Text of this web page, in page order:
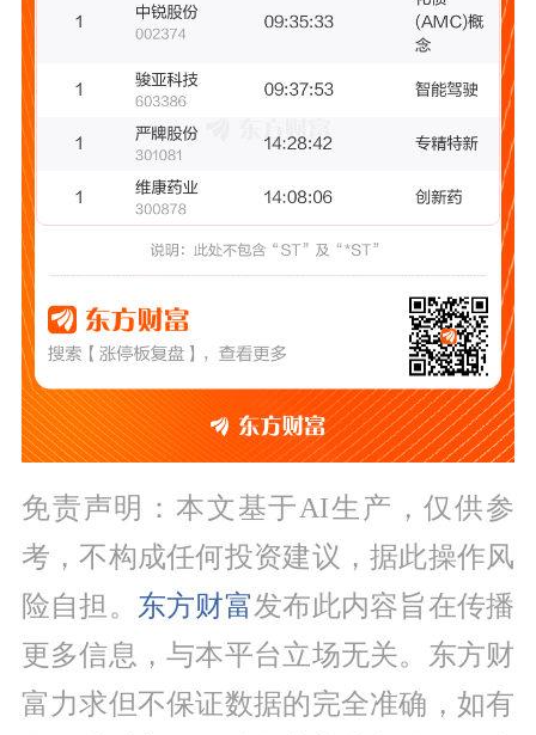
免责声明：本文基于AI生产，仅供参
考，不构成任何投资建议，据此操作风
险自担。 东方财富发布此内容旨在传播
更多信息，与本平台立场无关。东方财
富力求但不保证数据的完全准确，如有